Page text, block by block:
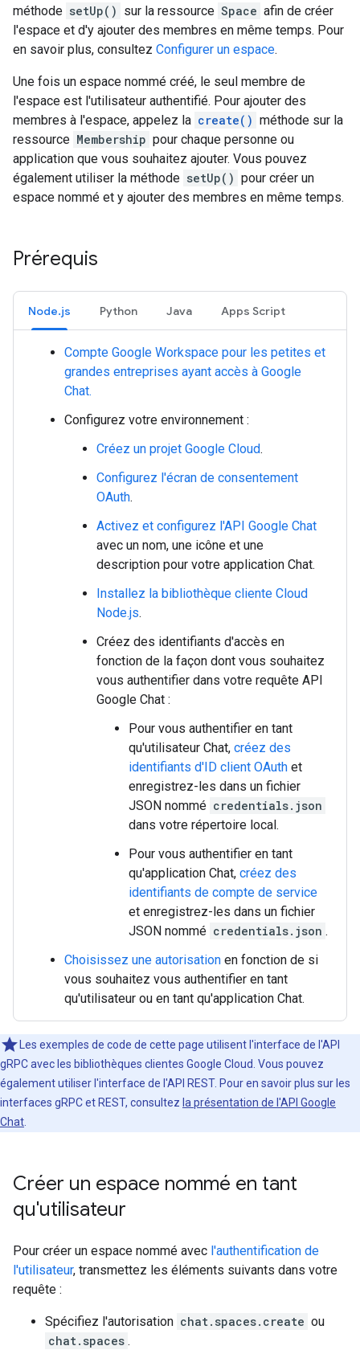
méthode setUp() sur la ressource Space afin de créer
l'espace et d'y ajouter des membres en même temps. Pour
en savoir plus, consultez Configurer un espace.
Une fois un espace nommé créé, le seul membre de
l'espace est l'utilisateur authentifié. Pour ajouter des
membres à l'espace, appelez la create() méthode sur la
ressource Membership pour chaque personne ou
application que vous souhaitez ajouter. Vous pouvez
également utiliser la méthode setUp() pour créer un
espace nommé et y ajouter des membres en même temps.
Prérequis
Node.js Python Java Apps Script
Compte Google Workspace pour les petites et
grandes entreprises ayant accès à Google
Chat.
Configurez votre environnement :
Créez un projet Google Cloud.
Configurez l'écran de consentement
OAuth.
Activez et configurez l'API Google Chat
avec un nom, une icône et une
description pour votre application Chat.
Installez la bibliothèque cliente Cloud
Node.js.
Créez des identifiants d'accès en
fonction de la façon dont vous souhaitez
vous authentifier dans votre requête API
Google Chat :
Pour vous authentifier en tant
qu'utilisateur Chat, créez des
identifiants d'ID client OAuth et
enregistrez-les dans un fichier
JSON nommé credentials.json
dans votre répertoire local.
Pour vous authentifier en tant
qu'application Chat, créez des
identifiants de compte de service
et enregistrez-les dans un fichier
JSON nommé credentials.json .
Choisissez une autorisation en fonction de si
vous souhaitez vous authentifier en tant
qu'utilisateur ou en tant qu'application Chat.
Les exemples de code de cette page utilisent l'interface de l'API
gRPC avec les bibliothèques clientes Google Cloud. Vous pouvez
également utiliser l'interface de l'API REST. Pour en savoir plus sur les
interfaces gRPC et REST, consultez la présentation de l'API Google
Chat
Créer un espace nommé en tant
qu'utilisateur
Pour créer un espace nommé avec l'authentification de
l'utilisateur, transmettez les éléments suivants dans votre
requête :
Spécifiez l'autorisation chat.spaces.create ou
chat.spaces .